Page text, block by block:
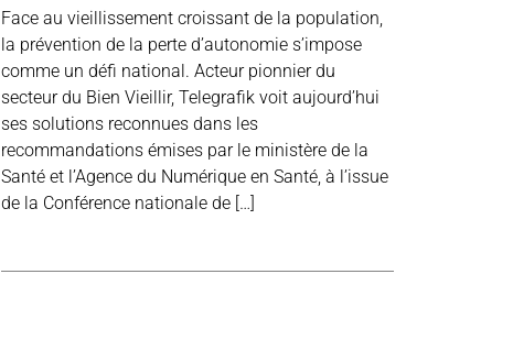
Face au vieillissement croissant de la population,
la prévention de la perte d’autonomie s’impose
comme un défi national. Acteur pionnier du
secteur du Bien Vieillir, Telegrafik voit aujourd’hui
ses solutions reconnues dans les
recommandations émises par le ministère de la
Santé et l’Agence du Numérique en Santé, à l’issue
de la Conférence nationale de […]